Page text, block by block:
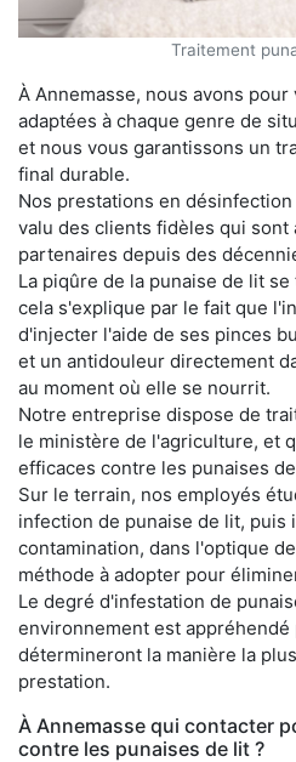
Traitement
À Annemasse, nous avons
adaptées à chaque genre de
et nous vous garantissons un
final durable.
Nos prestations en
valu des clients fidèles qui sont
partenaires depuis des
La piqûre de la punaise de lit
cela s'explique par le fait que
d'injecter l'aide de ses pinces
et un antidouleur directement
au moment où elle se nourrit.
Notre entreprise dispose de
le ministère de l'agriculture, et
efficaces contre les punaises
Sur le terrain, nos employés
infection de punaise de lit, puis
contamination, dans l'optique
méthode à adopter pour
Le degré d'infestation de
environnement est
détermineront la manière la
prestation.
À Annemasse qui contacter
contre les punaises de lit ?